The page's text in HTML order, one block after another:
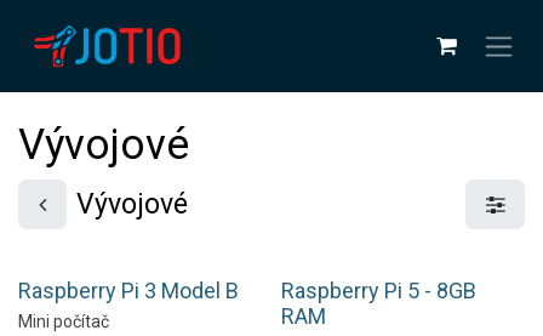
Vývojové
Vývojové
Raspberry Pi 3 Model B
Mini počítač
Raspberry Pi 5 - 8GB
RAM